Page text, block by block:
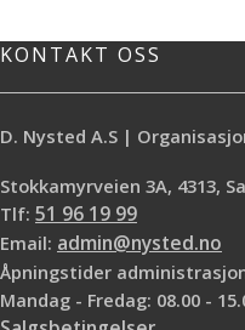
filter/pigmenter
KONTAKT OSS
D. Nysted A.S |
Stokkamyrveien 3A, 4313,
Tlf: 51 96 19 99
Email: admin@nysted.no
Åpningstider
Mandag - Fredag: 08.00 -